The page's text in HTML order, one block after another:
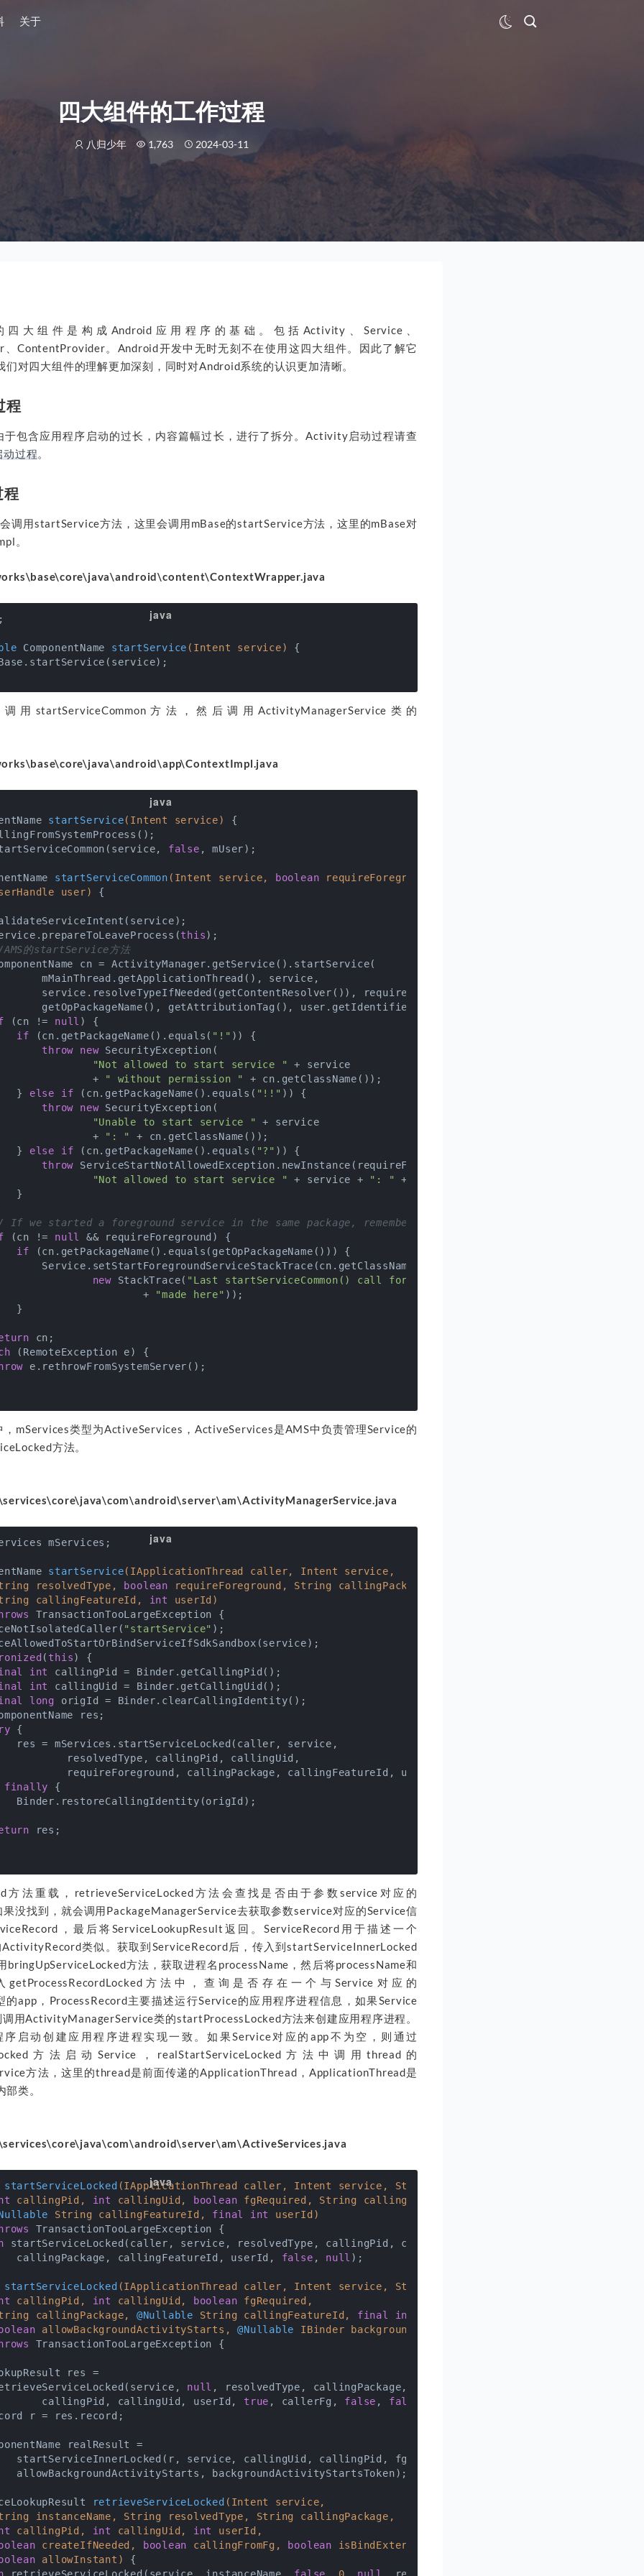
关于
四大组件的工作过程
八归少年 1,763 2024-03-11
四大组件是构成Android应用程序的基础。包括Activity、Service、
、ContentProvider。Android开发中无时无刻不在使用这四大组件。因此了解它
们对四大组件的理解更加深刻，同时对Android系统的认识更加清晰。
程
包含应用程序启动的过长，内容篇幅过长，进行了拆分。Activity启动过程请查
过程。
调用startService方法，这里会调用mBase的startService方法，这里的mBase对
。
ComponentName startService (Intent service)
{
用startServiceCommon方法，然后调用ActivityManagerService类的
startService(Intent service)
{
false , mUser);
startServiceCommon (Intent service, boolean requireForeground,
user)
{
this);
的startService方法
cn = ActivityManager.getService().startService(
mMainThread.getApplicationThread(), service,
service.resolveTypeIfNeeded(getContentResolver()), requireForeground,
getOpPackageName(), getAttributionTag(), user.getIdentifier());
(cn != null ) {
if (cn.getPackageName().equals( "!" )) {
throw
new SecurityException(
"Not allowed to start service "
+ service
+
" without permission "
+ cn.getClassName());
}
else if (cn.getPackageName().equals( "!!" )) {
throw
new SecurityException(
"Unable to start service "
+ service
+
": "
+ cn.getClassName());
}
else if (cn.getPackageName().equals( "?" )) {
throw ServiceStartNotAllowedException.newInstance(requireForeground,
"Not allowed to start service "
+ service + ": "
+ cn.getClassName());
}
If we started a foreground service in the same package, remember the stack trace.
(cn != null
&& requireForeground) {
if (cn.getPackageName().equals(getOpPackageName())) {
Service.setStartForegroundServiceStackTrace(cn.getClassName(),
new StackTrace( "Last startServiceCommon() call for this service was "
+
"made here" ));
}
cn;
(RemoteException e) {
e.rethrowFromSystemServer();
mServices类型为ActiveServices，ActiveServices是AMS中负责管理Service的
方法。
startService(IApplicationThread caller, Intent service,
resolvedType,
boolean requireForeground, String callingPackage,
callingFeatureId,
int
userId)
TransactionTooLargeException {
"startService" );
( this) {
int
callingPid = Binder.getCallingPid();
int
callingUid = Binder.getCallingUid();
long
origId = Binder.clearCallingIdentity();
res;
{
res = mServices.startServiceLocked(caller, service,
resolvedType, callingPid, callingUid,
requireForeground, callingPackage, callingFeatureId, userId);
finally {
Binder.restoreCallingIdentity(origId);
res;
方法重载，retrieveServiceLocked方法会查找是否由于参数service对应的
没找到，就会调用PackageManagerService去获取参数service对应的Service信
，最后将ServiceLookupResult返回。ServiceRecord用于描述一个
类似。获取到ServiceRecord后，传入到startServiceInnerLocked
bringUpServiceLocked方法，获取进程名processName，然后将processName和
getProcessRecordLocked方法中，查询是否存在一个与Service对应的
的app，ProcessRecord主要描述运行Service的应用程序进程信息，如果Service
调用ActivityManagerService类的startProcessLocked方法来创建应用程序进程。
启动创建应用程序进程实现一致。如果Service对应的app不为空，则通过
方法启动Service，realStartServiceLocked方法中调用thread的
方法，这里的thread是前面传递的ApplicationThread，ApplicationThread是
类。
startServiceLocked (IApplicationThread caller, Intent service, String resolvedType,
callingPid, int callingUid, boolean fgRequired, String callingPackage,
String callingFeatureId, final int
userId)
TransactionTooLargeException {
startServiceLocked(caller, service, resolvedType, callingPid, callingUid, fgRequired,
callingPackage, callingFeatureId, userId,
false , null );
startServiceLocked (IApplicationThread caller, Intent service, String resolvedType,
callingPid, int callingUid, boolean fgRequired,
callingPackage,
@Nullable String callingFeatureId, final int
allowBackgroundActivityStarts, @Nullable IBinder backgroundActivityStartsToken)
TransactionTooLargeException {
res =
null , resolvedType, callingPackage,
callingPid, callingUid, userId,
true , callerFg, false , false
r = res.record;
realResult =
startServiceInnerLocked(r, service, callingUid, callingPid, fgRequired, callerFg,
allowBackgroundActivityStarts, backgroundActivityStartsToken);
retrieveServiceLocked (Intent service,
instanceName, String resolvedType, String callingPackage,
callingPid, int callingUid, int
userId,
createIfNeeded, boolean callingFromFg, boolean isBindExternal,
allowInstant)
{